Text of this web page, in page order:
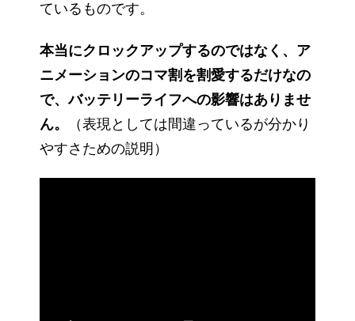
ているものです。
本当にクロックアップするのではなく、ア
ニメーションのコマ割を割愛するだけなの
で、バッテリーライフへの影響はありませ
ん。
（表現としては間違っているが分かり
やすさための説明）